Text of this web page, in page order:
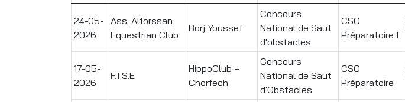
24-05-
2026
Ass. Alforssan
Equestrian Club
Borj Youssef
Concours
National de Saut
d'obstacles
CSO
Préparatoire I
17-05-
2026
F.T.S.E
HippoClub –
Chorfech
Concours
National de Saut
d'Obstacles
CSO
Préparatoire